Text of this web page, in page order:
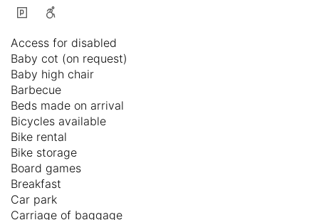
Access for disabled
Baby cot (on request)
Baby high chair
Barbecue
Beds made on arrival
Bicycles available
Bike rental
Bike storage
Board games
Breakfast
Car park
Carriage of baggage